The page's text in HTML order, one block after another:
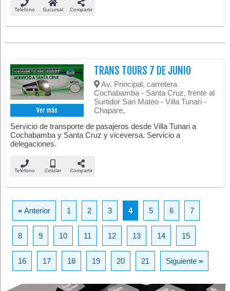
Teléfono Sucursal Compartir
Ver más
TRANS TOURS 7 DE JUNIO
Av. Principal, carretera
Cochabamba - Santa Cruz, frente al
Surtidor San Mateo - Villa Tunari -
Chapare,
Servicio de transporte de pasajeros desde Villa Tunari a
Cochabamba y Santa Cruz y viceversa. Servicio a
delegaciones.
Teléfono Celular Compartir
«Anterior 1 2 3 4 5 6 7
8 9 10 11 12 13 14 15
16 17 18 19 20 21 Siguiente»